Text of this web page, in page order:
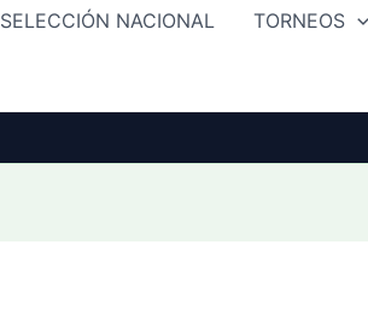
SELECCIÓN NACIONAL TORNEOS